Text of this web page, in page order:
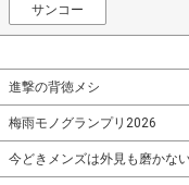
サンコー
進撃の背徳メシ
梅雨モノグランプリ2026
今どきメンズは外見も磨かな